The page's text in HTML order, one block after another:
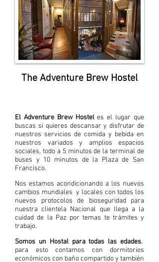
The Adventure Brew Hostel
El Adventure Brew Hosteles el lugar que
buscas si quieres descansar y disfrutar de
nuestros servicios de comida y bebida en
nuestros variados y amplios espacios
sociales, todo a 5 minutos de la terminal de
buses y 10 minutos de la Plaza de San
Francisco.
Nos estamos acondicionando a los nuevos
cambios mundiales y locales con todos los
nuevos protocolos de bioseguridad para
nuestra clientela Nacional que llega a la
cuidad de la Paz por temas te trámites y
trabajo.
Somos un Hostal para todas las edades,
para esto contamos con dormitorios
económicos con baño compartido y también